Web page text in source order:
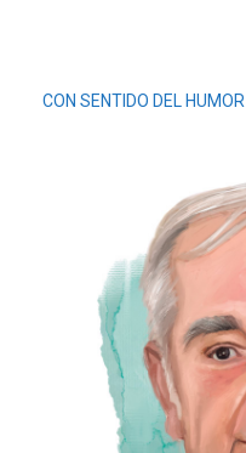
CON SENTIDO DEL HUMOR